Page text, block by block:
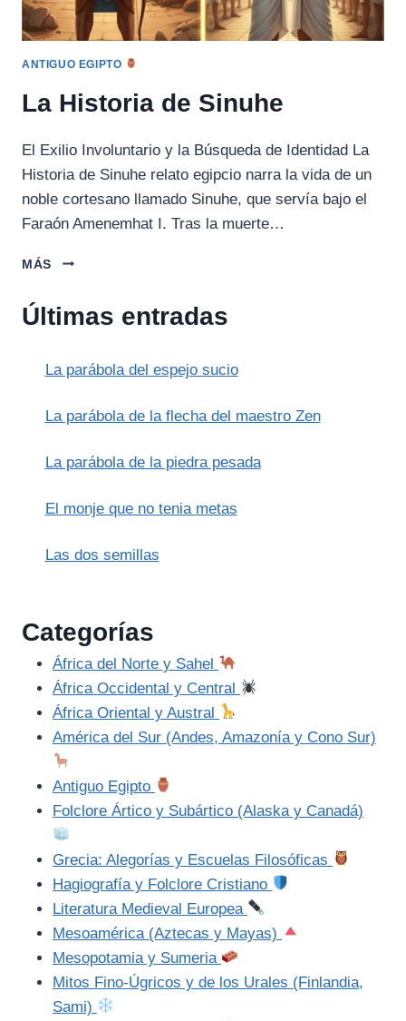
ANTIGUO EGIPTO
La Historia de Sinuhe
El Exilio Involuntario y la Búsqueda de Identidad La
Historia de Sinuhe relato egipcio narra la vida de un
noble cortesano llamado Sinuhe, que servía bajo el
Faraón Amenemhat I. Tras la muerte…
MÁS
LA
SINUHE
Últimas entradas
La parábola del espejo sucio
La parábola de la flecha del maestro Zen
La parábola de la piedra pesada
El monje que no tenia metas
Las dos semillas
Categorías
África del Norte y Sahel
África Occidental y Central
África Oriental y Austral
América del Sur (Andes, Amazonía y Cono Sur)
Antiguo Egipto
Folclore Ártico y Subártico (Alaska y Canadá)
Grecia: Alegorías y Escuelas Filosóficas
Hagiografía y Folclore Cristiano
Literatura Medieval Europea
Mesoamérica (Aztecas y Mayas)
Mesopotamia y Sumeria
Mitos Fino-Úgricos y de los Urales (Finlandia,
Sami)